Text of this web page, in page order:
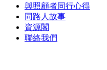
與照顧者同行心得
同路人故事
資源閣
聯絡我們